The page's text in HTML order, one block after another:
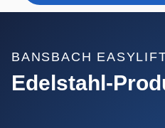
BANSBACH
Edelstahl-